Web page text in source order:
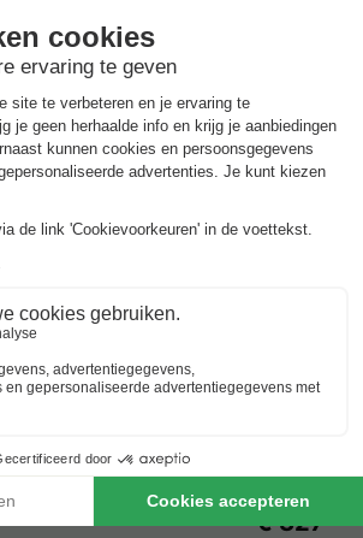
-Malaga
€ 327
met zwembad in
-Malaga
€ 327